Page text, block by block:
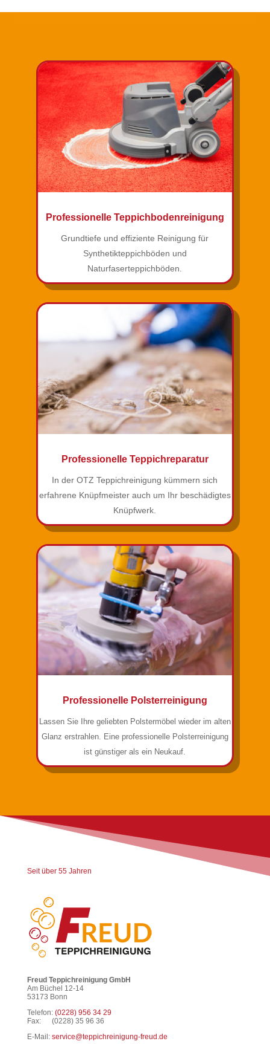
Professionelle Teppichbodenreinigung
Grundtiefe und effiziente Reinigung für
Synthetikteppichböden und
Naturfaserteppichböden.
Professionelle Teppichreparatur
In der OTZ Teppichreinigung kümmern sich
erfahrene Knüpfmeister auch um Ihr beschädigtes
Knüpfwerk.
Professionelle Polsterreinigung
Lassen Sie Ihre geliebten Polstermöbel wieder im alten
Glanz erstrahlen. Eine professionelle Polsterreinigung
ist günstiger als ein Neukauf.
Seit über 55 Jahren
Freud Teppichreinigung GmbH
Am Büchel 12-14
53173 Bonn
Telefon: (0228) 956 34 29
Fax: (0228) 35 96 36
E-Mail: service@teppichreinigung-freud.de